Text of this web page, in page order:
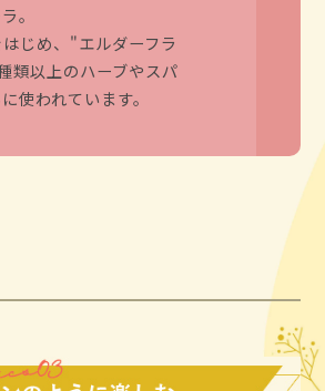
。
じめ、"エルダーフラ
類以上のハーブやスパ
使われています。